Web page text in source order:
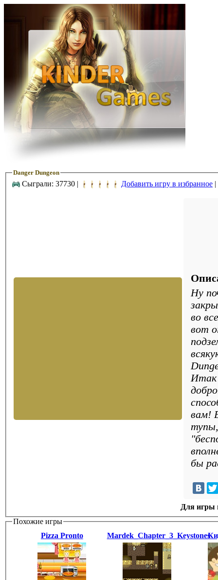
Danger Dungeon
Сыграли: 37730 | Добавить игру в избранное |
Ну
во
вот
Итак
вам!
бы
Для игры
Похожие игры
Pizza Pronto
Mardek_Chapter_3_Keystones